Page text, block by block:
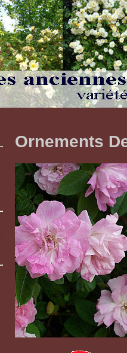
Ornements